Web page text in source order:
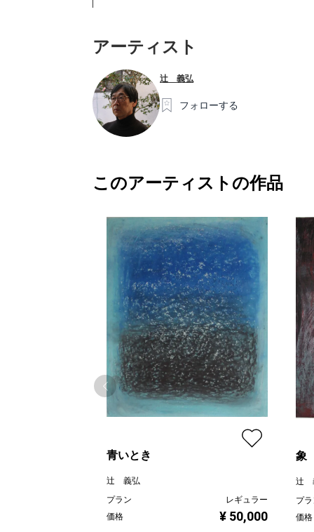
アーティスト
辻 義弘
フォローする
このアーティストの作品
青いとき
辻 義弘
プラン
レギュラー
価格
¥ 50,000
象
辻
プ
価格